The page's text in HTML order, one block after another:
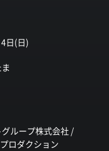
日(日)
ループ株式会社 /
ロダクション